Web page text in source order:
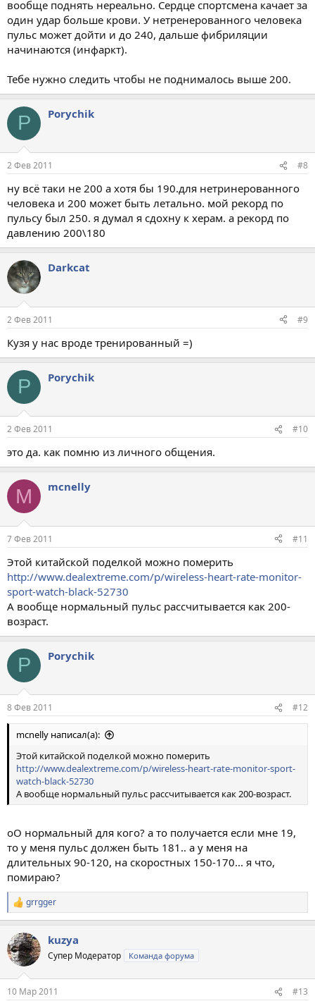
вообще поднять нереально. Сердце спортсмена качает за
один удар больше крови. У нетренерованного человека
пульс может дойти и до 240, дальше фибриляции
начинаются (инфаркт).
Тебе нужно следить чтобы не поднималось выше 200.
P Porychik
2 Фев 2011 #8
ну всё таки не 200 а хотя бы 190.для нетринерованного
человека и 200 может быть летально. мой рекорд по
пульсу был 250. я думал я сдохну к херам. а рекорд по
давлению 200\180
Darkcat
2 Фев 2011 #9
Кузя у нас вроде тренированный =)
P Porychik
2 Фев 2011 #10
это да. как помню из личного общения.
M mcnelly
7 Фев 2011 #11
Этой китайской поделкой можно померить
http://www.dealextreme.com/p/wireless-heart-rate-monitor-
sport-watch-black-52730
А вообще нормальный пульс рассчитывается как 200-
возраст.
P Porychik
8 Фев 2011 #12
mcnelly написал(а):
Этой китайской поделкой можно померить
http://www.dealextreme.com/p/wireless-heart-rate-monitor-sport-
watch-black-52730
А вообще нормальный пульс рассчитывается как 200-возраст.
оО нормальный для кого? а то получается если мне 19,
то у меня пульс должен быть 181.. а у меня на
длительных 90-120, на скоростных 150-170... я что,
помираю?
Р
е
к
ц
и
grrgger
kuzya
Супер Модератор Команда форума
10 Мар 2011 #13